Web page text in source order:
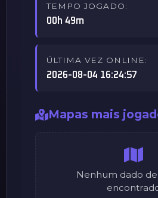
TEMPO JOGADO:
00h 49m
ÚLTIMA VEZ ONLINE:
2026-08-04 16:24:57
Mapas mais
Nenhum dado